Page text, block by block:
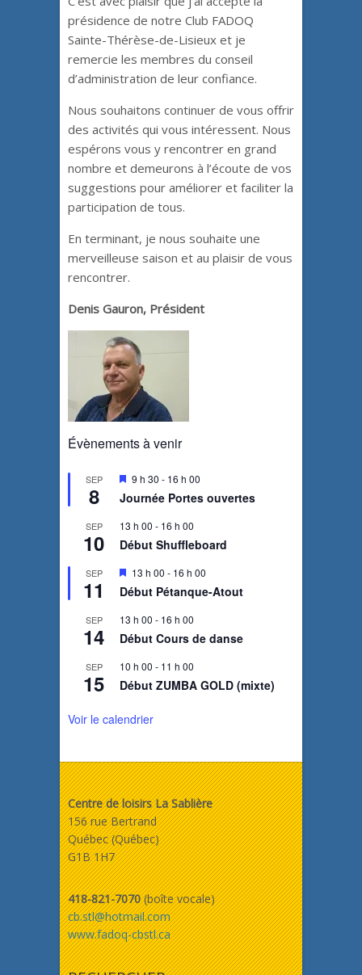
présidence de notre Club FADOQ
Sainte-Thérèse-de-Lisieux et je
remercie les membres du conseil
d’administration de leur confiance.
Nous souhaitons continuer de vous offrir
des activités qui vous intéressent. Nous
espérons vous y rencontrer en grand
nombre et demeurons à l’écoute de vos
suggestions pour améliorer et faciliter la
participation de tous.
En terminant, je nous souhaite une
merveilleuse saison et au plaisir de vous
rencontrer.
Denis Gauron, Président
Évènements à venir
SEP
8
M
s
n
a
a
t
9 h 30 - 16 h 00
Journée Portes ouvertes
SEP
10
13 h 00 - 16 h 00
Début Shuffleboard
SEP
11
M
i
s
n
a
a
t
13 h 00 - 16 h 00
Début Pétanque-Atout
SEP
14
13 h 00 - 16 h 00
Début Cours de danse
SEP
15
10 h 00 - 11 h 00
Début ZUMBA GOLD (mixte)
Voir le calendrier
Centre de loisirs La Sablière
156 rue Bertrand
Québec (Québec)
G1B 1H7
418-821-7070(boîte vocale)
cb.stl@hotmail.com
www.fadoq-cbstl.ca